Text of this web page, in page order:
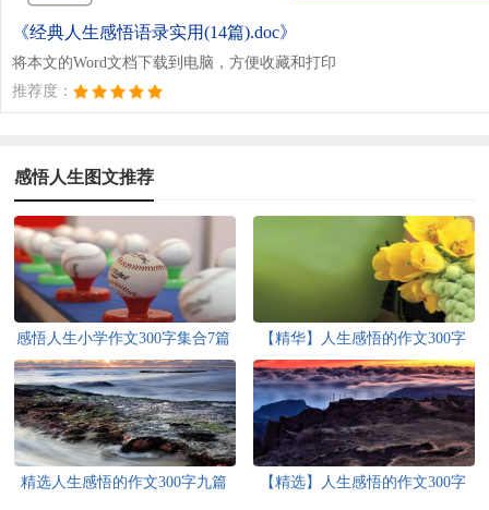
《经典人生感悟语录实用(14篇).doc》
将本文的Word文档下载到电脑，方便收藏和打印
推荐度：
感悟人生图文推荐
感悟人生小学作文300字集合7篇
【精华】人生感悟的作文300字
六篇
精选人生感悟的作文300字九篇
【精选】人生感悟的作文300字